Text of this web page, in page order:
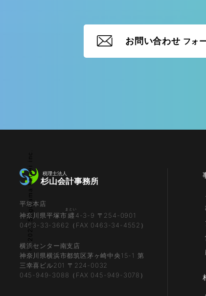
お問い合わせ フォ
© 2023 Sugiyama kaikei inc.
平塚本店
神奈川県平塚市纒
まとい
4-3-9 〒254-0901
0463-33-3662（FAX 0463-34-4552）
横浜センター南支店
神奈川県横浜市都筑区茅ヶ崎中央15-1 第
三幸喜ビル201 〒224-0032
045-949-3088（FAX 045-949-3078）